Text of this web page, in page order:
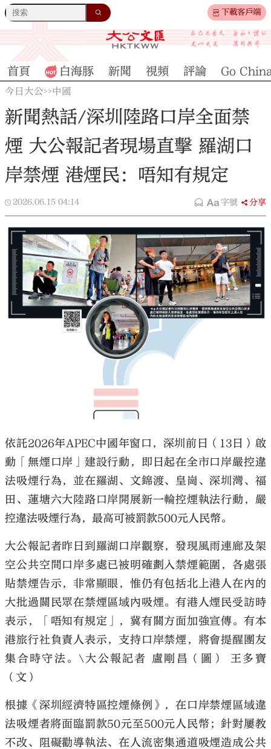
下載客戶端
大公文匯
首頁 白海豚 新聞 視頻 評論 Go
今日大公>>中國
新聞熱話/深圳陸路口岸全面禁
煙 大公報記者現場直擊 羅湖口
岸禁煙 港煙民：唔知有規定
2026.06.15 04:14 字號 分享
依託2026年APEC中國年窗口，深圳前日（13日）啟
動「無煙口岸」建設行動，即日起在全市口岸嚴控違
法吸煙行為，並在羅湖、文錦渡、皇崗、深圳灣、福
田、蓮塘六大陸路口岸開展新一輪控煙執法行動，嚴
控違法吸煙行為，最高可被罰款500元人民幣。
大公報記者昨日到羅湖口岸觀察，發現風雨連廊及架
空公共空間口岸多處已被明確劃入禁煙範圍，各處張
貼禁煙告示，非常顯眼，惟仍有包括北上港人在內的
大批過關民眾在禁煙區域內吸煙。有港人煙民受訪時
表示，「唔知有規定」，冀有關方面加強宣傳。有本
港旅行社負責人表示，支持口岸禁煙，將會提醒團友
集合時守法。\大公報記者 盧剛昌（圖） 王多寶
（文）
根據《深圳經濟特區控煙條例》，在口岸禁煙區域違
法吸煙者將面臨罰款50元至500元人民幣；針對屢教
不改、阻礙勸導執法、在人流密集通道吸煙造成公共